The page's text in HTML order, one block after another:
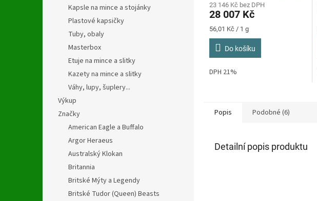
Kapsle na mince a stojánky
Plastové kapsičky
Tuby, obaly
Masterbox
Etuje na mince a slitky
Kazety na mince a slitky
Váhy, lupy, šuplery...
Výkup
Značky
American Eagle a Buffalo
Argor Heraeus
Australský Klokan
Britannia
Britské Mýty a Legendy
Britské Tudor (Queen) Beasts
produktu
je
5,0
hvězdiček.
23 146 Kč bez DPH
28 007 Kč
Měrná
cena:
56,01 Kč / 1 g
Do košíku
DPH 21%
Popis Podobné (6)
Detailní popis produktu